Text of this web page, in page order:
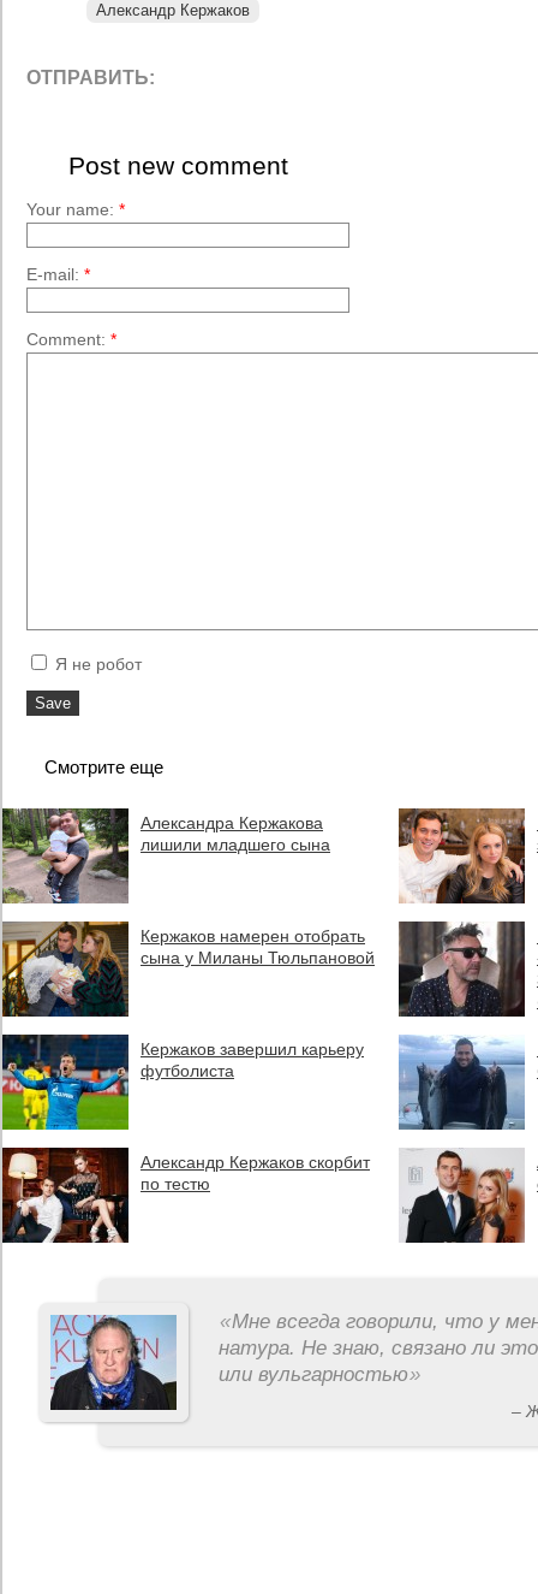
Александр Кержаков
ОТПРАВИТЬ:
Post new comment
Your name: *
E-mail: *
Comment: *
Я не робот
Смотрите еще
Александра Кержакова
лишили младшего сына
Кержаков намерен отобрать
сына у Миланы Тюльпановой
Кержаков завершил карьеру
футболиста
Александр Кержаков скорбит
по тестю
«Мне всегда говорили, что у
натура. Не знаю, связано ли
или вульгарностью»
–